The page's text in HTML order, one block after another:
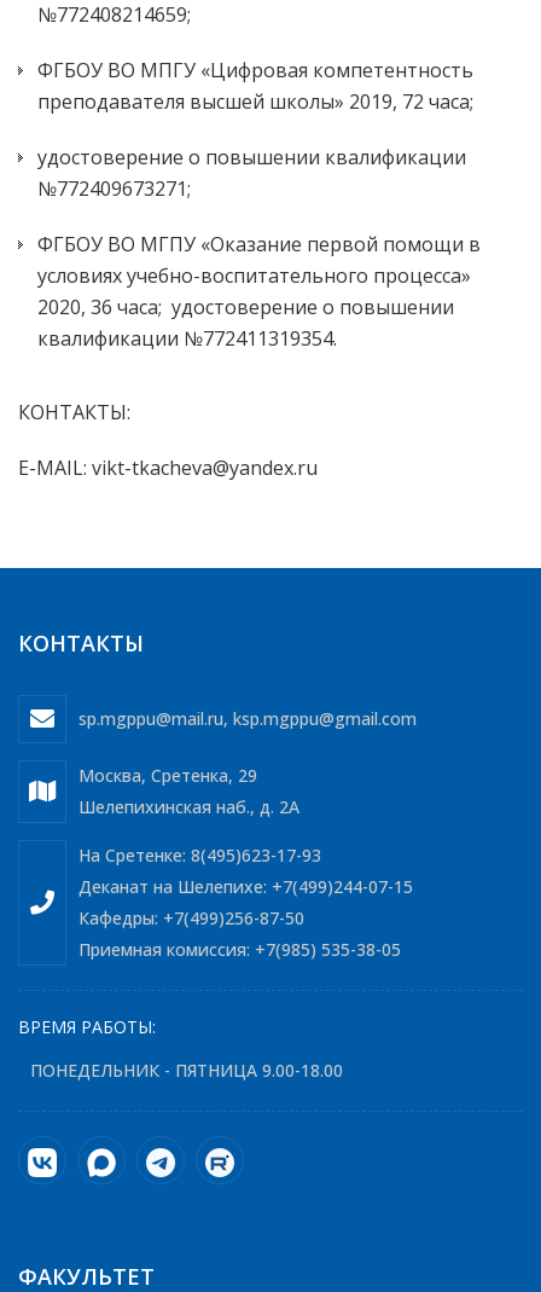
№772408214659;
ФГБОУ ВО МПГУ «Цифровая компетентность
преподавателя высшей школы» 2019, 72 часа;
удостоверение о повышении квалификации
№772409673271;
ФГБОУ ВО МГПУ «Оказание первой помощи в
условиях учебно-воспитательного процесса»
2020, 36 часа; удостоверение о повышении
квалификации №772411319354.
КОНТАКТЫ:
E-MAIL: vikt-tkacheva@yandex.ru
КОНТАКТЫ
sp.mgppu@mail.ru, ksp.mgppu@gmail.com
Москва, Сретенка, 29
Шелепихинская наб., д. 2А
На Сретенке: 8(495)623-17-93
Деканат на Шелепихе: +7(499)244-07-15
Кафедры: +7(499)256-87-50
Приемная комиссия: +7(985) 535-38-05
ВРЕМЯ РАБОТЫ:
ПОНЕДЕЛЬНИК - ПЯТНИЦА 9.00-18.00
ФАКУЛЬТЕТ